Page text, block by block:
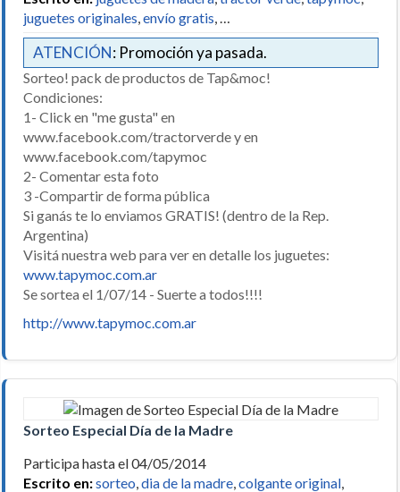
juguetes originales envío gratis
ATENCIÓN: Promoción ya pasada.
Sorteo! pack de productos de Tap&moc!
Condiciones:
1- Click en "me gusta" en
www.facebook.com/tractorverde y en
www.facebook.com/tapymoc
2- Comentar esta foto
3 -Compartir de forma pública
Si ganás te lo enviamos GRATIS! (dentro de la Rep.
Argentina)
Visitá nuestra web para ver en detalle los juguetes:
www.tapymoc.com.ar
Se sortea el 1/07/14 - Suerte a todos!!!!
http://www.tapymoc.com.ar
Sorteo Especial Día de la Madre
Participa hasta el 04/05/2014
Escrito en:sorteo dia de la madre colgante original